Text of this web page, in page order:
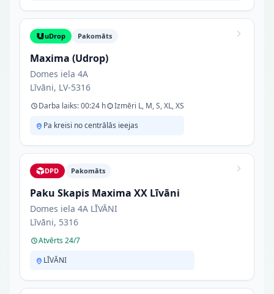
uDrop Pakomāts
Maxima (Udrop)
Domes iela 4A
Līvāni, LV-5316
Darba laiks: 00:24 h
Izmēri L, M, S, XL, XS
Pa kreisi no centrālās ieejas
DPD Pakomāts
Paku Skapis Maxima XX Līvāni
Domes iela 4A LĪVĀNI
Līvāni, 5316
Atvērts 24/7
LĪVĀNI